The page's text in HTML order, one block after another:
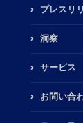
プレスリ
洞察
サービス
お問い合